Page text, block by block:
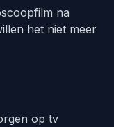
na
het niet meer
op tv